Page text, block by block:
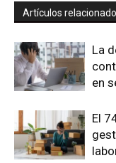
Artículos
La
en
El